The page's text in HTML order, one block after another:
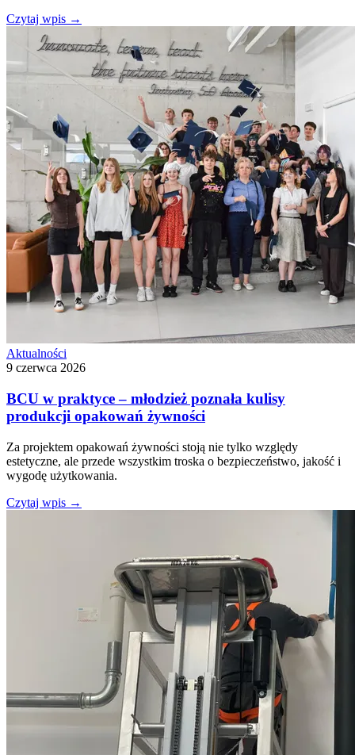
Czytaj wpis →
Aktualności
9 czerwca 2026
BCU w praktyce – młodzież poznała kulisy
produkcji opakowań żywności
Za projektem opakowań żywności stoją nie tylko względy
estetyczne, ale przede wszystkim troska o bezpieczeństwo, jakość i
wygodę użytkowania.
Czytaj wpis →